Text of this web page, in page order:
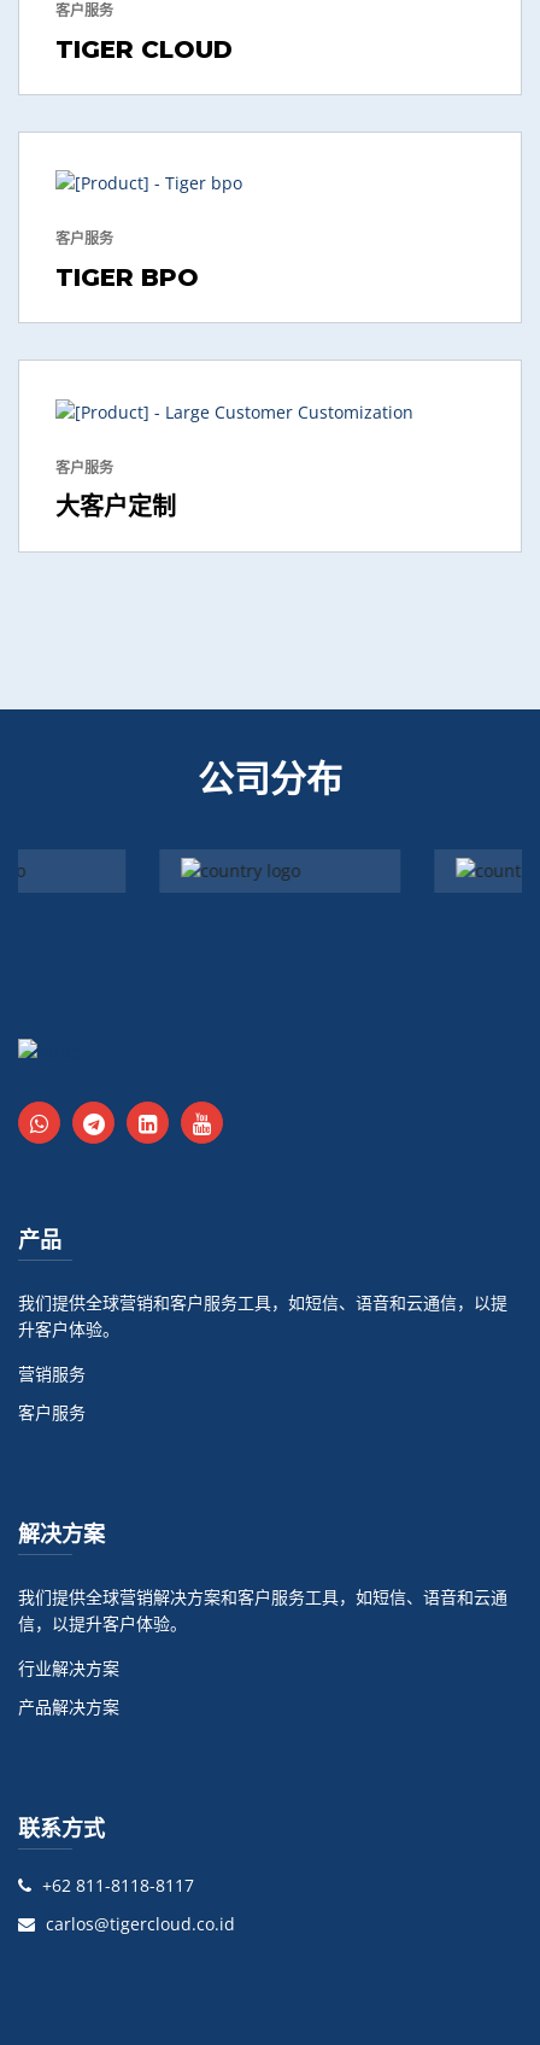
客户服务
TIGER CLOUD
客户服务
TIGER BPO
客户服务
大客户定制
公司分布
产品
我们提供全球营销和客户服务工具，如短信、语音和云通信，以提
升客户体验。
营销服务
客户服务
解决方案
我们提供全球营销解决方案和客户服务工具，如短信、语音和云通
信，以提升客户体验。
行业解决方案
产品解决方案
联系方式
+62 811-8118-8117
carlos@tigercloud.co.id